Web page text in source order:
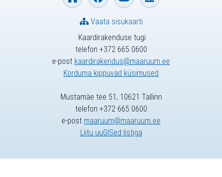
Kaardirakenduse tugi
telefon +372 665 0600
e-post kaardirakendus@maaruum.ee
Korduma kippuvad küsimused
Vaata sisukaarti
Mustamäe tee 51, 10621 Tallinn
telefon +372 665 0600
e-post maaruum@maaruum.ee
Liitu uuGISed listiga